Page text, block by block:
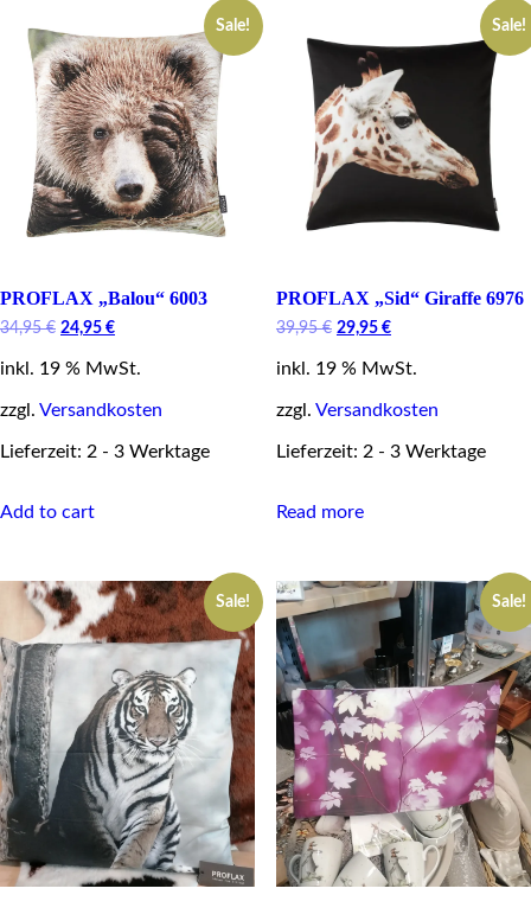
Sale!
PROFLAX „Balou“ 6003
34,95€ Original
was:
24,95 €Current
is:
inkl. 19 % MwSt.
zzgl. Versandkosten
Lieferzeit: 2 - 3 Werktage
Add to cart
Sale!
PROFLAX „Sid“ Giraffe 6976
39,95€ Original
was:
29,95 €Current
is:
inkl. 19 % MwSt.
zzgl. Versandkosten
Lieferzeit: 2 - 3 Werktage
Read more
Sale! Sale!